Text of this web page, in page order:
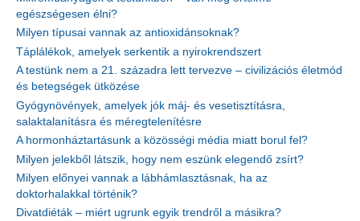
egészségesen élni?
Milyen típusai vannak az antioxidánsoknak?
Táplálékok, amelyek serkentik a nyirokrendszert
A testünk nem a 21. századra lett tervezve – civilizációs életmód
és betegségek ütközése
Gyógynövények, amelyek jók máj- és vesetisztításra,
salaktalanításra és méregtelenítésre
A hormonháztartásunk a közösségi média miatt borul fel?
Milyen jelekből látszik, hogy nem eszünk elegendő zsírt?
Milyen előnyei vannak a lábhámlasztásnak, ha az
doktorhalakkal történik?
Divatdiéták – miért ugrunk egyik trendről a másikra?